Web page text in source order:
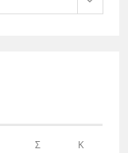
Σ Κ